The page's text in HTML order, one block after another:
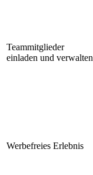
Teammitglieder
einladen und verwalten
Werbefreies Erlebnis